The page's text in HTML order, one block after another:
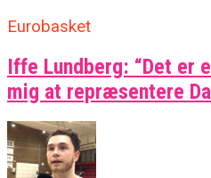
Eurobasket
Iffe Lundberg: “Det er
mig at repræsentere